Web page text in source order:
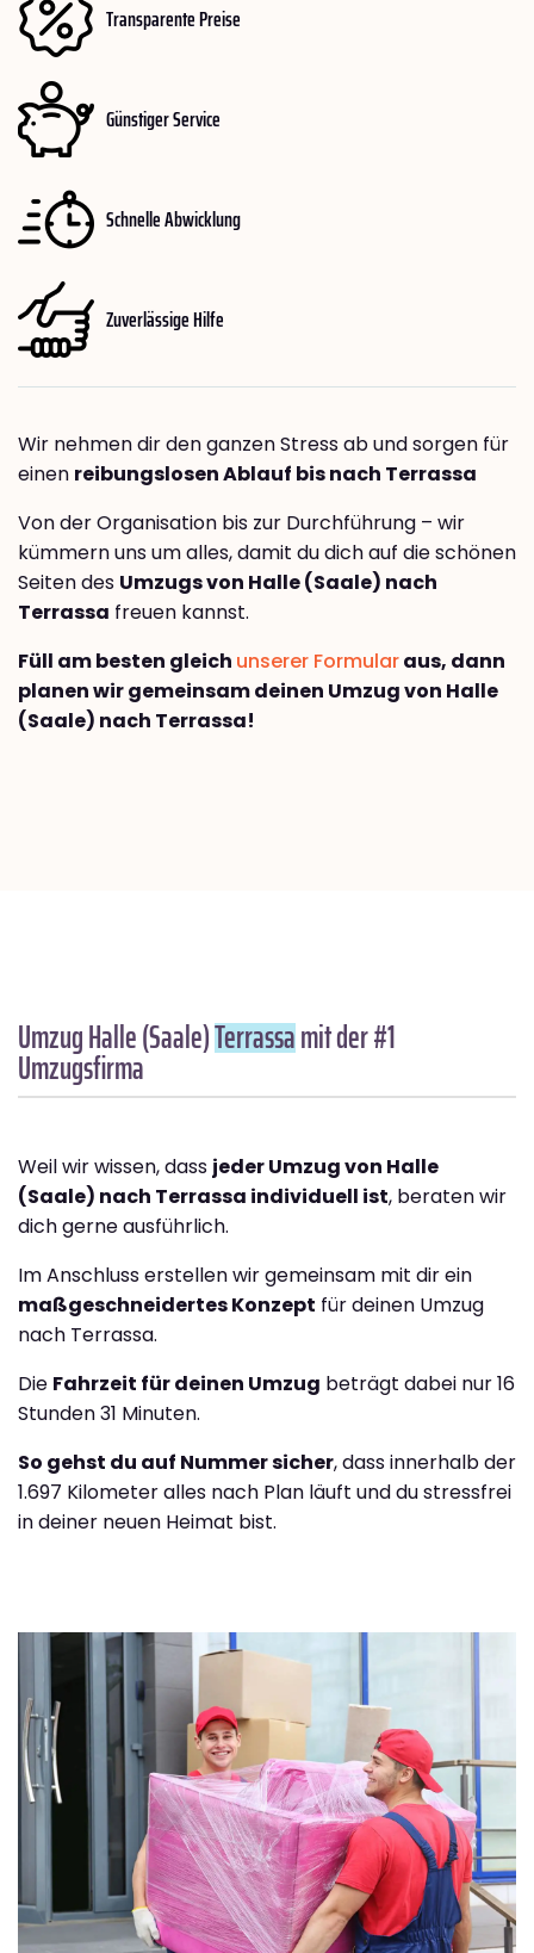
Transparente Preise
Günstiger Service
Schnelle Abwicklung
Zuverlässige Hilfe
Wir nehmen dir den ganzen Stress ab und sorgen für
einen reibungslosen Ablauf bis nach Terrassa
Von der Organisation bis zur Durchführung – wir
kümmern uns um alles, damit du dich auf die schönen
Seiten des Umzugs von Halle (Saale) nach
Terrassa freuen kannst.
Füll am besten gleich unserer Formularaus, dann
planen wir gemeinsam deinen Umzug von Halle
(Saale) nach Terrassa!
Umzug Halle (Saale)Terrassamit der #1
Umzugsfirma
Weil wir wissen, dass jeder Umzug von Halle
(Saale) nach Terrassa individuell ist, beraten wir
dich gerne ausführlich.
Im Anschluss erstellen wir gemeinsam mit dir ein
maßgeschneidertes Konzept für deinen Umzug
nach Terrassa.
Die Fahrzeit für deinen Umzug beträgt dabei nur 16
Stunden 31 Minuten.
So gehst du auf Nummer sicher, dass innerhalb der
1.697 Kilometer alles nach Plan läuft und du stressfrei
in deiner neuen Heimat bist.